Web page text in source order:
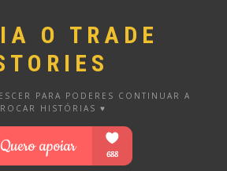
O TRADE
PARA PODERES CONTINUAR A
HISTÓRIAS ♥